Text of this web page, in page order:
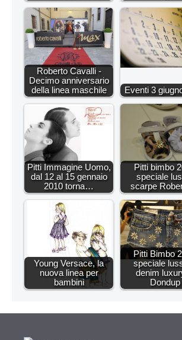
Roberto Cavalli -
Decimo anniversario
della linea maschile
Eventi 3
Pitti Immagine Uomo,
dal 12 al 15 gennaio
2010 torna…
Pitti bimbo
speciale
scarpe
Young Versace, la
nuova linea per
bambini
Pitti Bimbo
speciale
denim
Dondup